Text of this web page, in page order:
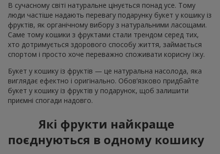
В сучасному світі натуральне цінується понад усе. Тому
люди частіше надають перевагу подарунку букет у кошику із
фруктів, як органічному вибору з натуральними ласощами.
Саме тому кошики з фруктами стали трендом серед тих,
хто дотримується здорового способу життя, займається
спортом і просто хоче переважно споживати корисну їжу.
Букет у кошику із фруктів — це натуральна насолода, яка
виглядає ефектно і оригінально. Обов’язково придбайте
букет у кошику із фруктів у подарунок, щоб залишити
приємні спогади надовго.
Які фрукти найкраще
поєднуються в одному кошику